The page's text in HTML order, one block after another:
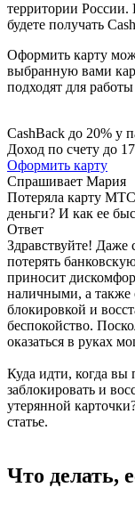
территории
будете получать
Оформить карту
выбранную вами
подходят для
CashBack до 20% у
Доход по счету до
Оформить карту
Спрашивает Мария
Потеряла карту МТС
деньги? И как ее
Ответ
Здравствуйте!
потерять
приносит
наличными, а также
блокировкой и
беспокойство.
оказаться в руках
Куда идти, когда
заблокировать и
утерянной
статье.
Что делать,